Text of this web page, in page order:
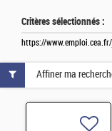
Critères sélectionnés :
https://
Affiner ma